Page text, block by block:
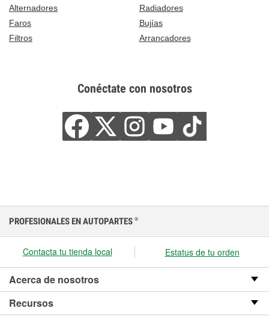
Alternadores
Radiadores
Faros
Bujías
Filtros
Arrancadores
Conéctate con nosotros
PROFESIONALES EN AUTOPARTES ®
Contacta tu tienda local Estatus de tu orden
Acerca de nosotros
Recursos